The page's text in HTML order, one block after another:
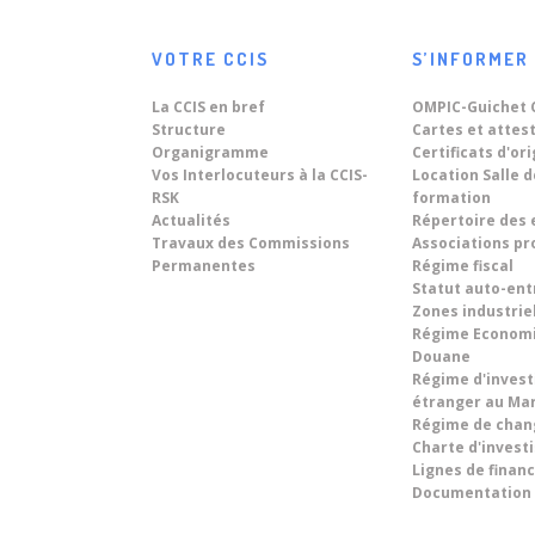
« World Technology Summit
le thème : « Driving
Sustainable Territorial
Development Across Morocco
And In Africa Through Digital
Transformation ».
Du 8 au 10...
VOTRE CCIS
La CCIS en bref
Structure
Organigramme
Vos Interlocuteurs à la CCIS-
RSK
Actualités
Travaux des Commissions
Permanentes
S’INFORMER
OMPIC-Guichet
Cartes et
Certificats
Location Salle
formation
Répertoire des
Associations
Régime fiscal
Statut auto-
Zones
Régime
Douane
Régime
étranger au
Régime de
Charte
Lignes de
Documentation